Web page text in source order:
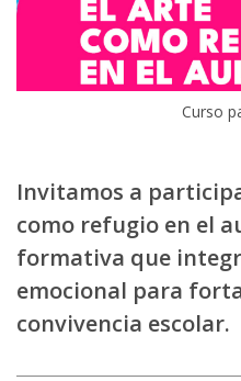
Curso
Invitamos a
como refugio en el
formativa que
emocional para
convivencia escolar.